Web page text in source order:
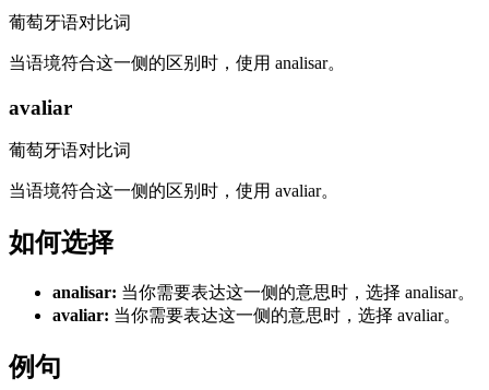
葡萄牙语对比词
当语境符合这一侧的区别时，使用 analisar。
avaliar
葡萄牙语对比词
当语境符合这一侧的区别时，使用 avaliar。
如何选择
analisar: 当你需要表达这一侧的意思时，选择 analisar。
avaliar: 当你需要表达这一侧的意思时，选择 avaliar。
例句